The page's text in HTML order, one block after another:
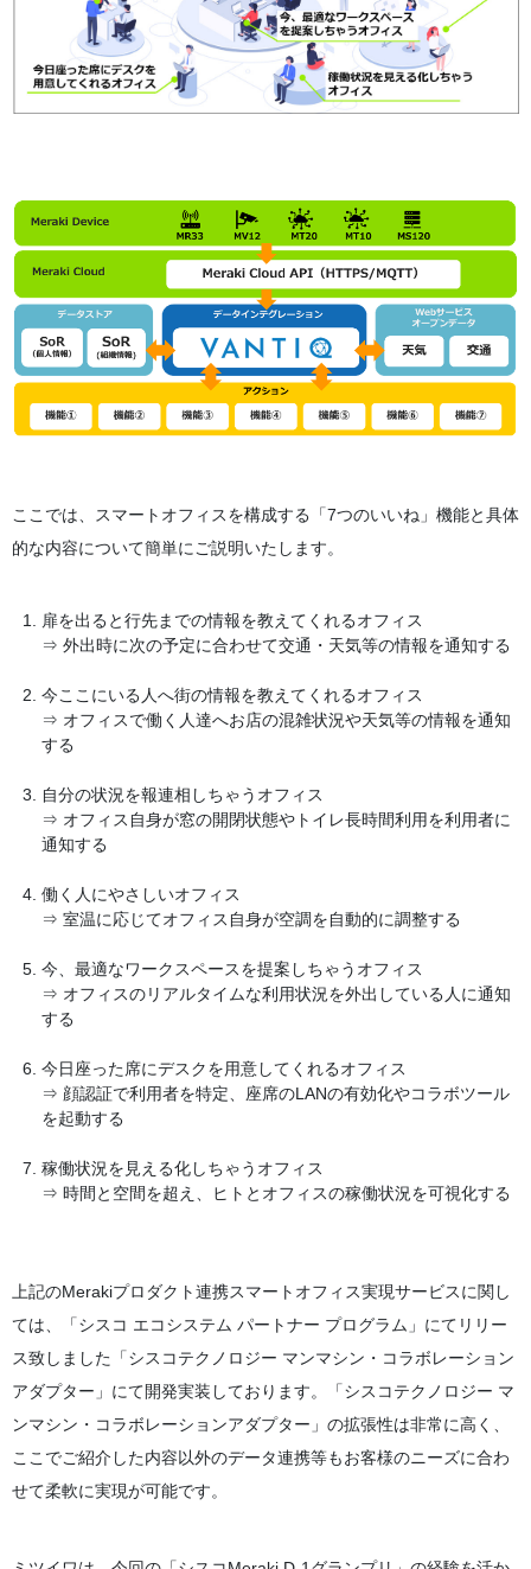
ここでは、スマートオフィスを構成する「7つのいいね」機能と具体
的な内容について簡単にご説明いたします。
扉を出ると行先までの情報を教えてくれるオフィス
⇒ 外出時に次の予定に合わせて交通・天気等の情報を通知する
今ここにいる人へ街の情報を教えてくれるオフィス
⇒ オフィスで働く人達へお店の混雑状況や天気等の情報を通知
する
自分の状況を報連相しちゃうオフィス
⇒ オフィス自身が窓の開閉状態やトイレ長時間利用を利用者に
通知する
働く人にやさしいオフィス
⇒ 室温に応じてオフィス自身が空調を自動的に調整する
今、最適なワークスペースを提案しちゃうオフィス
⇒ オフィスのリアルタイムな利用状況を外出している人に通知
する
今日座った席にデスクを用意してくれるオフィス
⇒ 顔認証で利用者を特定、座席のLANの有効化やコラボツール
を起動する
稼働状況を見える化しちゃうオフィス
⇒ 時間と空間を超え、ヒトとオフィスの稼働状況を可視化する
上記のMerakiプロダクト連携スマートオフィス実現サービスに関し
ては、「シスコ エコシステム パートナー プログラム」にてリリー
ス致しました「シスコテクノロジー マンマシン・コラボレーション
アダプター」にて開発実装しております。「シスコテクノロジー マ
ンマシン・コラボレーションアダプター」の拡張性は非常に高く、
ここでご紹介した内容以外のデータ連携等もお客様のニーズに合わ
せて柔軟に実現が可能です。